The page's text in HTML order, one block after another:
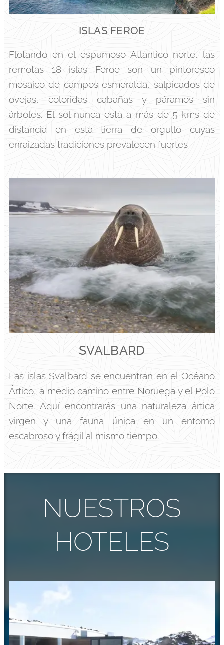
ISLAS FEROE
Flotando en el espumoso Atlántico norte, las
remotas 18 islas Feroe son un pintoresco
mosaico de campos esmeralda, salpicados de
ovejas, coloridas cabañas y páramos sin
árboles. El sol nunca está a más de 5 kms de
distancia en esta tierra de orgullo cuyas
enraizadas tradiciones prevalecen fuertes
SVALBARD
Las islas Svalbard se encuentran en el Océano
Ártico, a medio camino entre Noruega y el Polo
Norte. Aquí encontrarás una naturaleza ártica
virgen y una fauna única en un entorno
escabroso y frágil al mismo tiempo.
NUESTROS
HOTELES